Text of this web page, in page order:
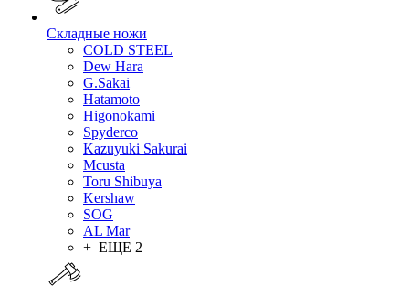
Складные ножи
COLD STEEL
Dew Hara
G.Sakai
Hatamoto
Higonokami
Spyderco
Kazuyuki Sakurai
Mcusta
Toru Shibuya
Kershaw
SOG
AL Mar
+ ЕЩЕ 2